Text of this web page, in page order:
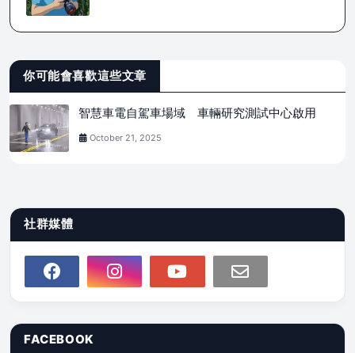
你可能會喜歡這些文章
智慧車電自駕車場域 車輛研究測試中心啟用
October 21, 2025
社群媒體
FACEBOOK